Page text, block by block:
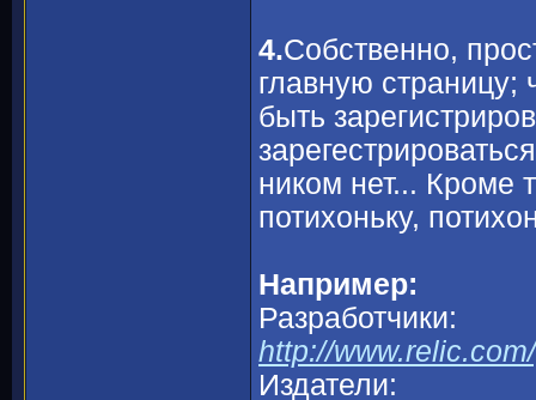
4.Собственно,
главную страницу;
быть
ником нет... Кроме
потихоньку,
Например:
Разработчики:
http://
Издатели: